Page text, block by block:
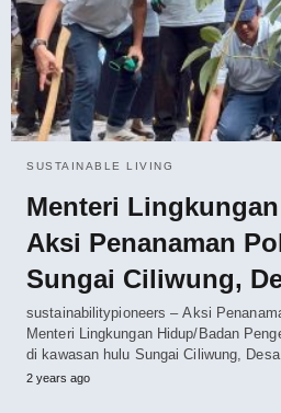
SUSTAINABLE LIVING
Menteri
Aksi Penanaman
Sungai Ciliwung,
sustainabilitypioneers – Aksi
Menteri Lingkungan Hidup/Badan
di kawasan hulu Sungai Ciliwung,
2 years ago